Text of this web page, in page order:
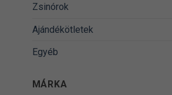
Zsinórok
Ajándékötletek
Egyéb
MÁRKA